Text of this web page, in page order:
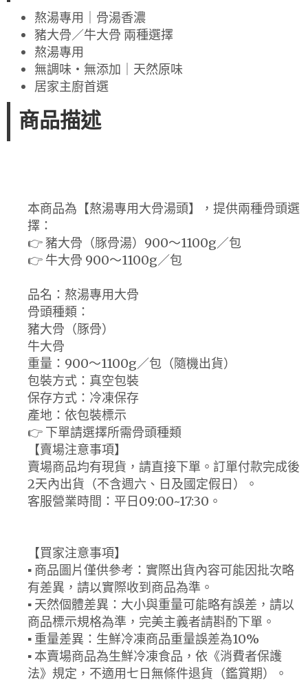
熬湯專用｜骨湯香濃
豬大骨／牛大骨 兩種選擇
熬湯專用
無調味・無添加｜天然原味
居家主廚首選
商品描述
本商品為【熬湯專用大骨湯頭】，提供兩種骨頭選
擇：
👉 豬大骨（豚骨湯）900～1100g／包
👉 牛大骨 900～1100g／包
品名：熬湯專用大骨
骨頭種類：
豬大骨（豚骨）
牛大骨
重量：900～1100g／包（隨機出貨）
包裝方式：真空包裝
保存方式：冷凍保存
產地：依包裝標示
👉 下單請選擇所需骨頭種類
【賣場注意事項】
賣場商品均有現貨，請直接下單。訂單付款完成後
2天內出貨（不含週六、日及國定假日）。
客服營業時間：平日09:00~17:30。
【買家注意事項】
▪ 商品圖片僅供參考：實際出貨內容可能因批次略
有差異，請以實際收到商品為準。
▪ 天然個體差異：大小與重量可能略有誤差，請以
商品標示規格為準，完美主義者請斟酌下單。
▪ 重量差異：生鮮冷凍商品重量誤差為10%
▪ 本賣場商品為生鮮冷凍食品，依《消費者保護
法》規定，不適用七日無條件退貨（鑑賞期）。